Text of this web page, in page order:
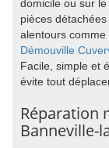
domicile ou sur
pièces
alentours comme
Démouville
Facile, simple et
évite tout
Réparation
Banneville-